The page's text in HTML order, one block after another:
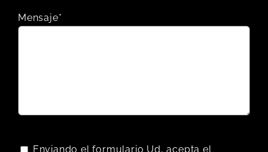
Mensaje*
Enviando el formulario Ud, acepta el